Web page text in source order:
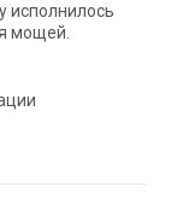
исполнилось
мощей.